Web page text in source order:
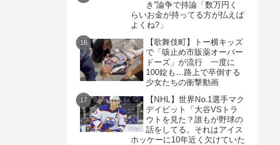
き”論争で持論「数万円く
らいお金が持ってる方が払えば
よくね?」
【歌舞伎町】トー横キッズ
で「咳止め市販薬オーバー
ドーズ」が流行 一度に
100錠も…路上で卒倒する
少女たちの衝撃動画
【NHL】世界No.1選手マク
デイビット「大谷VSトラ
ウトを見た？誰もが野球の
話をしてる。それはアイス
ホッケーに10年近く欠けていた